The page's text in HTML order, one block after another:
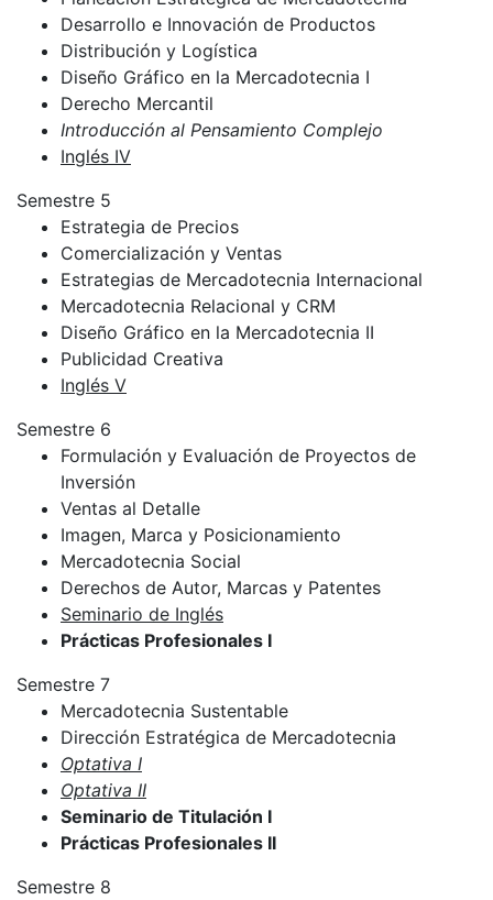
Desarrollo e Innovación de Productos
Distribución y Logística
Diseño Gráfico en la Mercadotecnia I
Derecho Mercantil
Introducción al Pensamiento Complejo
Inglés IV
Semestre 5
Estrategia de Precios
Comercialización y Ventas
Estrategias de Mercadotecnia Internacional
Mercadotecnia Relacional y CRM
Diseño Gráfico en la Mercadotecnia II
Publicidad Creativa
Inglés V
Semestre 6
Formulación y Evaluación de Proyectos de
Inversión
Ventas al Detalle
Imagen, Marca y Posicionamiento
Mercadotecnia Social
Derechos de Autor, Marcas y Patentes
Seminario de Inglés
Prácticas Profesionales I
Semestre 7
Mercadotecnia Sustentable
Dirección Estratégica de Mercadotecnia
Optativa I
Optativa II
Seminario de Titulación I
Prácticas Profesionales II
Semestre 8